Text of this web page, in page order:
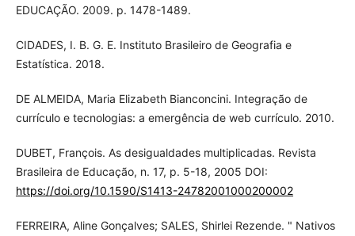
EDUCAÇÃO. 2009. p. 1478-1489.
CIDADES, I. B. G. E. Instituto Brasileiro de Geografia e
Estatística. 2018.
DE ALMEIDA, Maria Elizabeth Bianconcini. Integração de
currículo e tecnologias: a emergência de web currículo. 2010.
DUBET, François. As desigualdades multiplicadas. Revista
Brasileira de Educação, n. 17, p. 5-18, 2005 DOI:
https://doi.org/10.1590/S1413-24782001000200002
FERREIRA, Aline Gonçalves; SALES, Shirlei Rezende. " Nativos